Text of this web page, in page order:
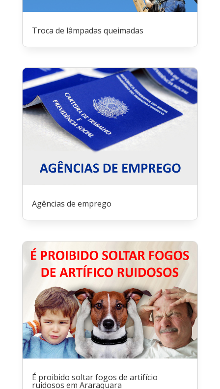
Troca de lâmpadas queimadas
Agências de emprego
É proibido soltar fogos de artifício
ruidosos em Araraquara